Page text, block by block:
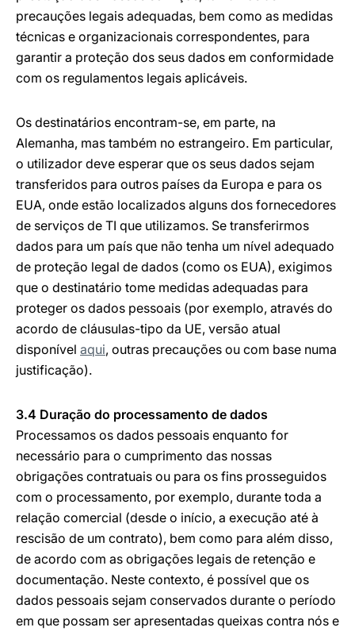
precauções legais adequadas, bem como as medidas
técnicas e organizacionais correspondentes, para
garantir a proteção dos seus dados em conformidade
com os regulamentos legais aplicáveis.
Os destinatários encontram-se, em parte, na
Alemanha, mas também no estrangeiro. Em particular,
o utilizador deve esperar que os seus dados sejam
transferidos para outros países da Europa e para os
EUA, onde estão localizados alguns dos fornecedores
de serviços de TI que utilizamos. Se transferirmos
dados para um país que não tenha um nível adequado
de proteção legal de dados (como os EUA), exigimos
que o destinatário tome medidas adequadas para
proteger os dados pessoais (por exemplo, através do
acordo de cláusulas-tipo da UE, versão atual
disponível aqui, outras precauções ou com base numa
justificação).
3.4 Duração do processamento de dados
Processamos os dados pessoais enquanto for
necessário para o cumprimento das nossas
obrigações contratuais ou para os fins prosseguidos
com o processamento, por exemplo, durante toda a
relação comercial (desde o início, a execução até à
rescisão de um contrato), bem como para além disso,
de acordo com as obrigações legais de retenção e
documentação. Neste contexto, é possível que os
dados pessoais sejam conservados durante o período
em que possam ser apresentadas queixas contra nós e